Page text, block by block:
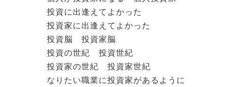
投資に出逢えてよかった
投資家に出逢えてよかった
投資脳 投資家脳
投資の世紀 投資世紀
投資家の世紀 投資家世紀
なりたい職業に投資家があるように